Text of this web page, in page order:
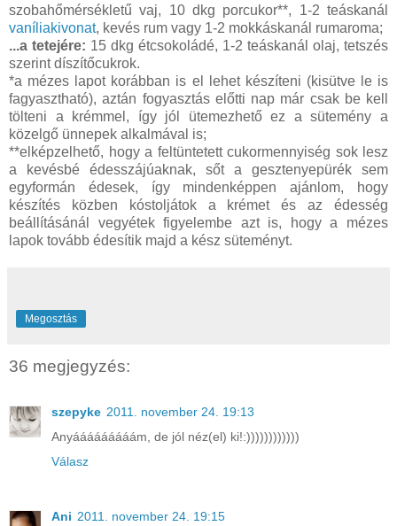
szobahőmérsékletű vaj, 10 dkg porcukor**, 1-2 teáskanál
vaníliakivonat, kevés rum vagy 1-2 mokkáskanál rumaroma;
...a tetejére: 15 dkg étcsokoládé, 1-2 teáskanál olaj, tetszés
szerint díszítőcukrok.
*a mézes lapot korábban is el lehet készíteni (kisütve le is
fagyasztható), aztán fogyasztás előtti nap már csak be kell
tölteni a krémmel, így jól ütemezhető ez a sütemény a
közelgő ünnepek alkalmával is;
**elképzelhető, hogy a feltüntetett cukormennyiség sok lesz
a kevésbé édesszájúaknak, sőt a gesztenyepürék sem
egyformán édesek, így mindenképpen ajánlom, hogy
készítés közben kóstoljátok a krémet és az édesség
beállításánál vegyétek figyelembe azt is, hogy a mézes
lapok tovább édesítik majd a kész süteményt.
Megosztás
36 megjegyzés:
szepyke 2011. november 24. 19:13
Anyááááááááám, de jól néz(el) ki!:))))))))))))
Válasz
Ani 2011. november 24. 19:15